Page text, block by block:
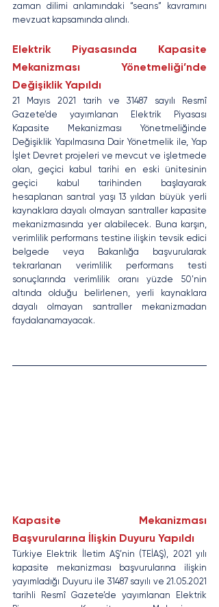
zaman dilimi anlamındaki “seans” kavramını
mevzuat kapsamında alındı.
Elektrik Piyasasında Kapasite
Mekanizması Yönetmeliği’nde
Değişiklik Yapıldı
21 Mayıs 2021 tarih ve 31487 sayılı Resmî
Gazete’de yayımlanan Elektrik Piyasası
Kapasite Mekanizması Yönetmeliğinde
Değişiklik Yapılmasına Dair Yönetmelik ile, Yap
İşlet Devret projeleri ve mevcut ve işletmede
olan, geçici kabul tarihi en eski ünitesinin
geçici kabul tarihinden başlayarak
hesaplanan santral yaşı 13 yıldan büyük yerli
kaynaklara dayalı olmayan santraller kapasite
mekanizmasında yer alabilecek. Buna karşın,
verimlilik performans testine ilişkin tevsik edici
belgede veya Bakanlığa başvurularak
tekrarlanan verimlilik performans testi
sonuçlarında verimlilik oranı yüzde 50'nin
altında olduğu belirlenen, yerli kaynaklara
dayalı olmayan santraller mekanizmadan
faydalanamayacak.
Kapasite Mekanizması
Başvurularına İlişkin Duyuru Yapıldı
Türkiye Elektrik İletim AŞ’nin (TEİAŞ), 2021 yılı
kapasite mekanizması başvurularına ilişkin
yayımladığı Duyuru ile 31487 sayılı ve 21.05.2021
tarihli Resmî Gazete’de yayımlanan Elektrik